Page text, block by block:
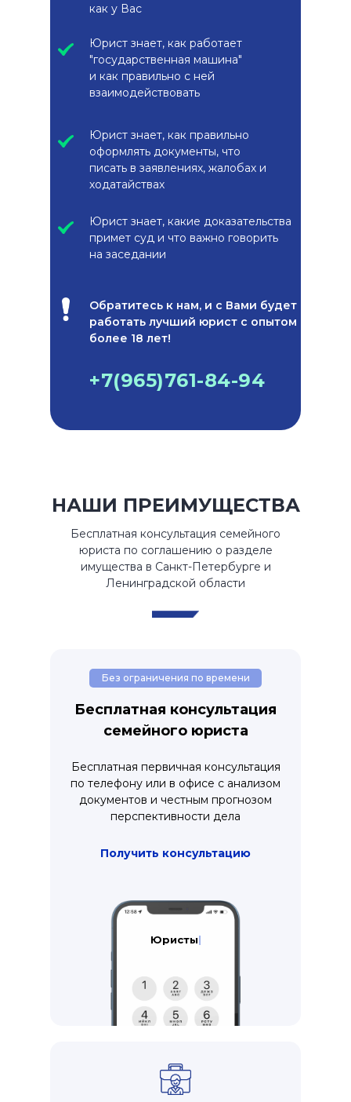
как у Вас
Юрист знает, как работает
"государственная машина"
и как правильно с ней
взаимодействовать
Юрист знает, как правильно
оформлять документы, что
писать в заявлениях, жалобах и
ходатайствах
Юрист знает, какие доказательства
примет суд и что важно говорить
на заседании
Обратитесь к нам, и с Вами будет
работать лучший юрист с опытом
более 18 лет!
+7(965)761-84-94
НАШИ ПРЕИМУЩЕСТВА
Бесплатная консультация семейного
юриста по соглашению о разделе
имущества в Санкт-Петербурге и
Ленинградской области
Бесплатная консультация
семейного юриста
Бесплатная первичная консультация
по телефону или в офисе с анализом
документов и честным прогнозом
перспективности дела
Получить консультацию
Без ограничения по времени
Адвокаты